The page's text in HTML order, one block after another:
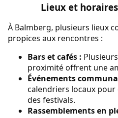
Lieux et
À Balmberg, plusieurs lieux
propices aux rencontres :
Bars et cafés :
proximité offrent une
Événements
calendriers locaux pour
des festivals.
Rassemblements en